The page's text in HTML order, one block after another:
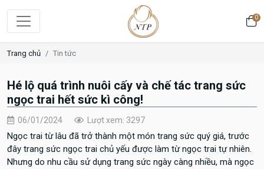
0
Trang chủ Tin tức
Hé lộ quá trình nuôi cấy và chế tác trang sức
ngọc trai hết sức kì công!
06/01/2024 Lượt xem: 3297
Ngọc trai từ lâu đã trở thành một món trang sức quý giá, trước
đây trang sức ngọc trai chủ yếu được làm từ ngọc trai tự nhiên.
Nhưng do nhu cầu sử dụng trang sức ngày càng nhiều, mà ngọc